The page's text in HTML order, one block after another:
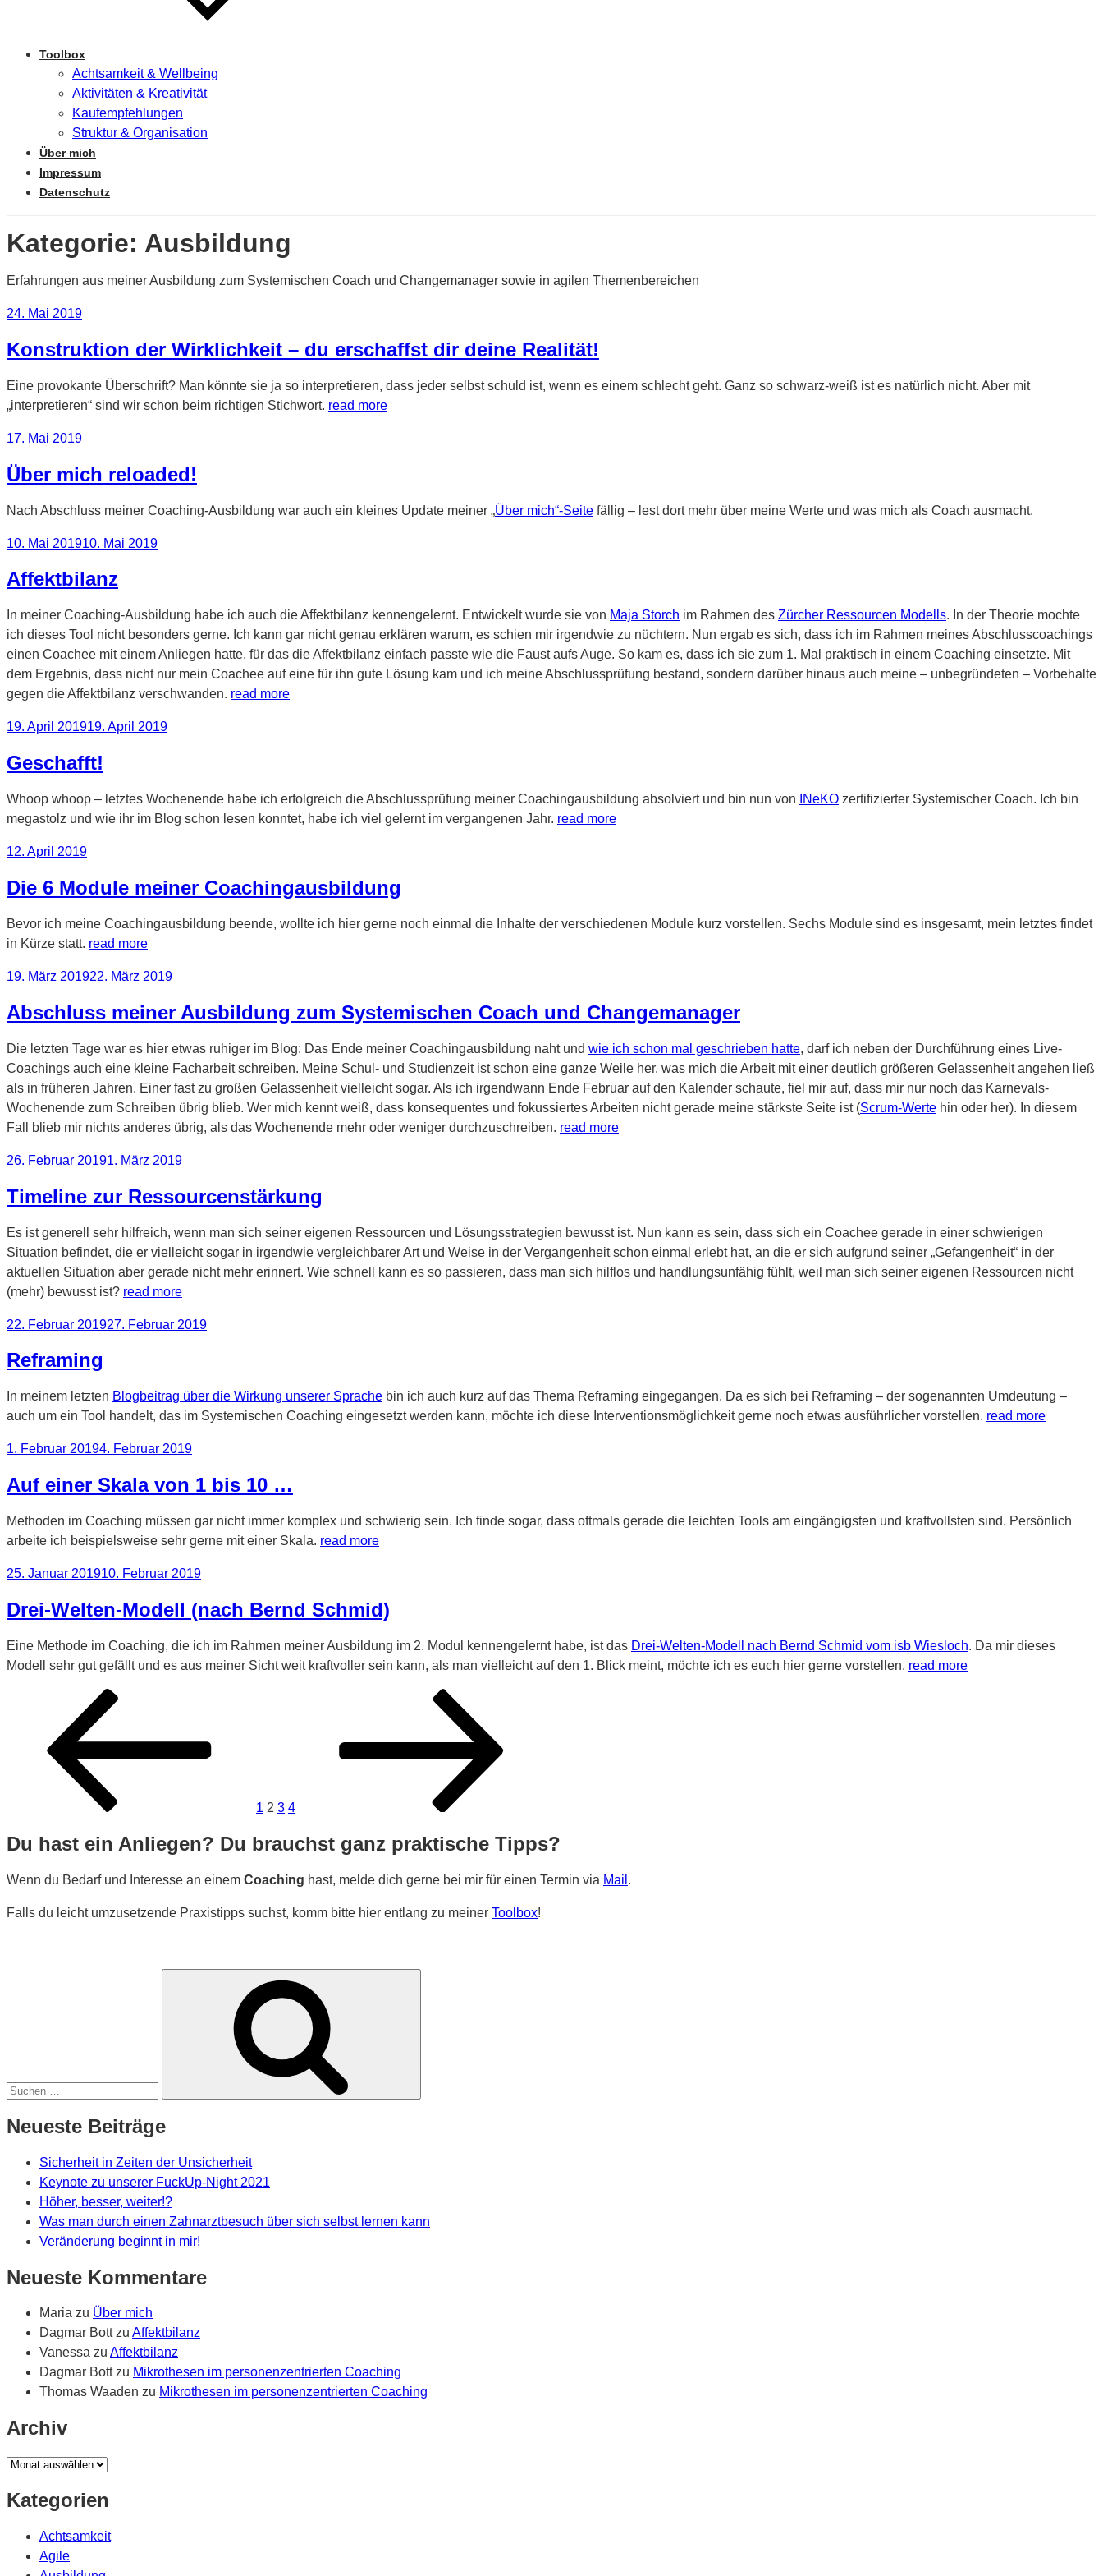
Toolbox
Achtsamkeit & Wellbeing
Aktivitäten & Kreativität
Kaufempfehlungen
Struktur & Organisation
Über mich
Impressum
Datenschutz
Kategorie: Ausbildung
Erfahrungen aus meiner Ausbildung zum Systemischen Coach und Changemanager sowie in agilen Themenbereichen
Veröffentlicht
24. Mai 2019
Konstruktion der Wirklichkeit – du erschaffst dir deine Realität!
Eine provokante Überschrift? Man könnte sie ja so interpretieren, dass jeder selbst schuld ist, wenn es einem schlecht geht. Ganz so schwarz-weiß ist es natürlich nicht. Aber mit
„interpretieren“ sind wir schon beim richtigen Stichwort. read more
Veröffentlicht
17. Mai 2019
Über mich reloaded!
Nach Abschluss meiner Coaching-Ausbildung war auch ein kleines Update meiner „Über mich“-Seite fällig – lest dort mehr über meine Werte und was mich als Coach ausmacht.
Veröffentlicht
10. Mai 201910. Mai 2019
Affektbilanz
In meiner Coaching-Ausbildung habe ich auch die Affektbilanz kennengelernt. Entwickelt wurde sie von Maja Storch im Rahmen des Zürcher Ressourcen Modells. In der Theorie mochte
ich dieses Tool nicht besonders gerne. Ich kann gar nicht genau erklären warum, es schien mir irgendwie zu nüchtern. Nun ergab es sich, dass ich im Rahmen meines Abschlusscoachings
einen Coachee mit einem Anliegen hatte, für das die Affektbilanz einfach passte wie die Faust aufs Auge. So kam es, dass ich sie zum 1. Mal praktisch in einem Coaching einsetzte. Mit
dem Ergebnis, dass nicht nur mein Coachee auf eine für ihn gute Lösung kam und ich meine Abschlussprüfung bestand, sondern darüber hinaus auch meine – unbegründeten – Vorbehalte
gegen die Affektbilanz verschwanden. read more
Veröffentlicht
19. April 201919. April 2019
Geschafft!
Whoop whoop – letztes Wochenende habe ich erfolgreich die Abschlussprüfung meiner Coachingausbildung absolviert und bin nun von INeKO zertifizierter Systemischer Coach. Ich bin
megastolz und wie ihr im Blog schon lesen konntet, habe ich viel gelernt im vergangenen Jahr. read more
Veröffentlicht
12. April 2019
Die 6 Module meiner Coachingausbildung
Bevor ich meine Coachingausbildung beende, wollte ich hier gerne noch einmal die Inhalte der verschiedenen Module kurz vorstellen. Sechs Module sind es insgesamt, mein letztes findet
in Kürze statt. read more
Veröffentlicht
19. März 201922. März 2019
Abschluss meiner Ausbildung zum Systemischen Coach und Changemanager
Die letzten Tage war es hier etwas ruhiger im Blog: Das Ende meiner Coachingausbildung naht und wie ich schon mal geschrieben hatte, darf ich neben der Durchführung eines Live-
Coachings auch eine kleine Facharbeit schreiben. Meine Schul- und Studienzeit ist schon eine ganze Weile her, was mich die Arbeit mit einer deutlich größeren Gelassenheit angehen ließ
als in früheren Jahren. Einer fast zu großen Gelassenheit vielleicht sogar. Als ich irgendwann Ende Februar auf den Kalender schaute, fiel mir auf, dass mir nur noch das Karnevals-
Wochenende zum Schreiben übrig blieb. Wer mich kennt weiß, dass konsequentes und fokussiertes Arbeiten nicht gerade meine stärkste Seite ist (Scrum-Werte hin oder her). In diesem
Fall blieb mir nichts anderes übrig, als das Wochenende mehr oder weniger durchzuschreiben. read more
Veröffentlicht
26. Februar 20191. März 2019
Timeline zur Ressourcenstärkung
Es ist generell sehr hilfreich, wenn man sich seiner eigenen Ressourcen und Lösungsstrategien bewusst ist. Nun kann es sein, dass sich ein Coachee gerade in einer schwierigen
Situation befindet, die er vielleicht sogar in irgendwie vergleichbarer Art und Weise in der Vergangenheit schon einmal erlebt hat, an die er sich aufgrund seiner „Gefangenheit“ in der
aktuellen Situation aber gerade nicht mehr erinnert. Wie schnell kann es so passieren, dass man sich hilflos und handlungsunfähig fühlt, weil man sich seiner eigenen Ressourcen nicht
(mehr) bewusst ist? read more
Veröffentlicht
22. Februar 201927. Februar 2019
Reframing
In meinem letzten Blogbeitrag über die Wirkung unserer Sprache bin ich auch kurz auf das Thema Reframing eingegangen. Da es sich bei Reframing – der sogenannten Umdeutung –
auch um ein Tool handelt, das im Systemischen Coaching eingesetzt werden kann, möchte ich diese Interventionsmöglichkeit gerne noch etwas ausführlicher vorstellen. read more
Veröffentlicht
1. Februar 20194. Februar 2019
Auf einer Skala von 1 bis 10 …
Methoden im Coaching müssen gar nicht immer komplex und schwierig sein. Ich finde sogar, dass oftmals gerade die leichten Tools am eingängigsten und kraftvollsten sind. Persönlich
arbeite ich beispielsweise sehr gerne mit einer Skala. read more
Veröffentlicht
25. Januar 201910. Februar 2019
Drei-Welten-Modell (nach Bernd Schmid)
Eine Methode im Coaching, die ich im Rahmen meiner Ausbildung im 2. Modul kennengelernt habe, ist das Drei-Welten-Modell nach Bernd Schmid vom isb Wiesloch. Da mir dieses
Modell sehr gut gefällt und es aus meiner Sicht weit kraftvoller sein kann, als man vielleicht auf den 1. Blick meint, möchte ich es euch hier gerne vorstellen. read more
Beitragsnavigation
1 2 3 4
Du hast ein Anliegen? Du brauchst ganz praktische Tipps?
Wenn du Bedarf und Interesse an einem Coaching hast, melde dich gerne bei mir für einen Termin via Mail .
Falls du leicht umzusetzende Praxistipps suchst, komm bitte hier entlang zu meiner Toolbox!
Neueste Beiträge
Sicherheit in Zeiten der Unsicherheit
Keynote zu unserer FuckUp-Night 2021
Höher, besser, weiter!?
Was man durch einen Zahnarztbesuch über sich selbst lernen kann
Veränderung beginnt in mir!
Neueste Kommentare
Maria zu Über mich
Dagmar Bottzu Affektbilanz
Vanessa zu Affektbilanz
Dagmar Bottzu Mikrothesen im personenzentrierten Coaching
Thomas Waaden zu Mikrothesen im personenzentrierten Coaching
Archiv
Archiv
Kategorien
Achtsamkeit
Agile